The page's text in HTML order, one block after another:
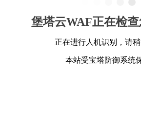
堡塔云WAF正在检查
正在进行人机识别，请
本站受宝塔防御系统